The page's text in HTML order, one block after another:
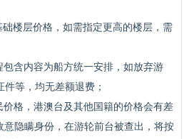
楼层价格，如需指定更高的楼层，需
含内容为船方统一安排，如放弃游
等，均无差额退费；
格，港澳台及其他国籍的价格会有差
隐瞒身份，在游轮前台被查出，将按